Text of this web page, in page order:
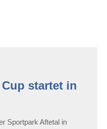
startet in
Sportpark Aftetal in